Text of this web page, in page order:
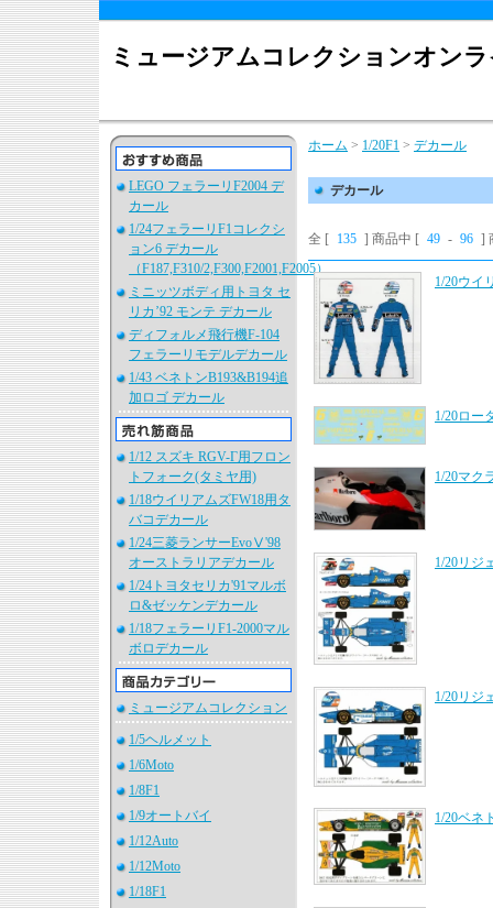
ミュージアムコレクションオン
LEGO フェラーリF2004 デ
カール
1/24フェラーリF1コレクシ
ョン6 デカール
（F187,F310/2,F300,F2001,F2005）
ミニッツボディ用トヨタ セ
リカ’92 モンテ デカール
ディフォルメ飛行機F-104
フェラーリモデルデカール
1/43 ベネトンB193&B194追
加ロゴ デカール
1/12 スズキ RGV-Γ用フロン
トフォーク(タミヤ用)
1/18ウイリアムズFW18用タ
バコデカール
1/24三菱ランサーEvoⅤ'98
オーストラリアデカール
1/24トヨタセリカ'91マルボ
ロ&ゼッケンデカール
1/18フェラーリF1-2000マル
ボロデカール
ミュージアムコレクション
1/5ヘルメット
1/6Moto
1/8F1
1/9オートバイ
1/12Auto
1/12Moto
1/18F1
ホーム > 1/20F1 > デカール
デカール
全 [ 135 ] 商品中 [ 49 - 96 ]
1/20ウイ
1/20ロー
1/20マク
1/20リジ
1/20リジ
1/20ベネ